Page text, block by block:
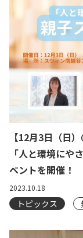
【12月3日（日
「人と環境にや
ベントを開催！
2023.10.18
トピックス